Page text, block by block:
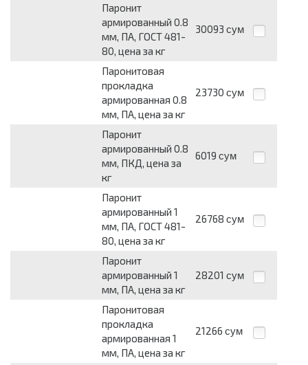
Паронит
армированный 0.8
мм, ПА, ГОСТ 481-
80, цена за кг
30093 сум
Паронитовая
прокладка
армированная 0.8
мм, ПА, цена за кг
23730 сум
Паронит
армированный 0.8
мм, ПКД, цена за
кг
6019 сум
Паронит
армированный 1
мм, ПА, ГОСТ 481-
80, цена за кг
26768 сум
Паронит
армированный 1
мм, ПА, цена за кг
28201 сум
Паронитовая
прокладка
армированная 1
мм, ПА, цена за кг
21266 сум